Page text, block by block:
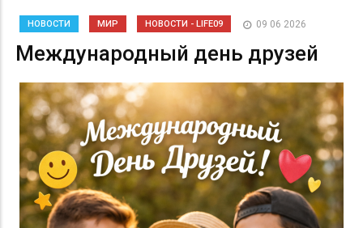
НОВОСТИ МИР НОВОСТИ - LIFE09 09 06 2026
Международный день друзей